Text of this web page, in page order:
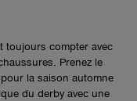
toujours compter avec
Prenez le
la saison automne
du derby avec une